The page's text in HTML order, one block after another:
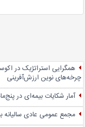
همگرایی استراتژیک در
چرخه‌های نوین ارزش‌آفرینی
آمار شکایات بیمه‌ای در پنج‌‌ماهه نخست
مجمع عمومی عادی سالیانه